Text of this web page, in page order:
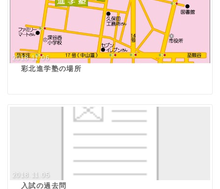
2018.11.06
彩北進学塾の場所
2018.11.05
入試の過去問